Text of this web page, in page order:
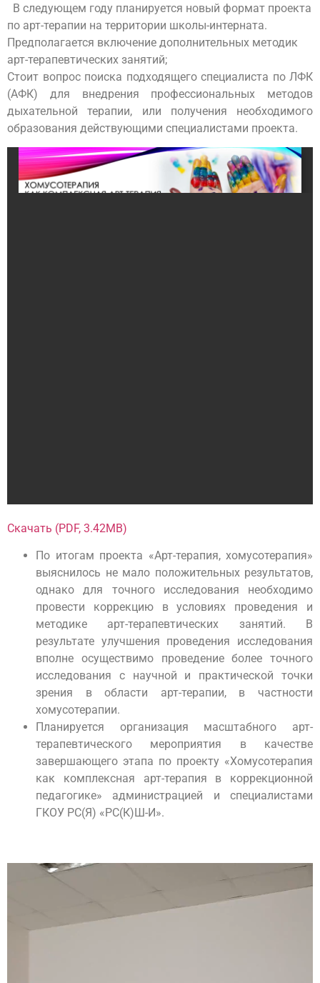
В следующем году планируется новый формат проекта
по арт-терапии на территории школы-интерната.
Предполагается включение дополнительных методик
арт-терапевтических занятий;
Стоит вопрос поиска подходящего специалиста по ЛФК
(АФК) для внедрения профессиональных методов
дыхательной терапии, или получения необходимого
образования действующими специалистами проекта.
Скачать (PDF, 3.42MB)
По итогам проекта «Арт-терапия, хомусотерапия»
выяснилось не мало положительных результатов,
однако для точного исследования необходимо
провести коррекцию в условиях проведения и
методике арт-терапевтических занятий. В
результате улучшения проведения исследования
вполне осуществимо проведение более точного
исследования с научной и практической точки
зрения в области арт-терапии, в частности
хомусотерапии.
Планируется организация масштабного арт-
терапевтического мероприятия в качестве
завершающего этапа по проекту «Хомусотерапия
как комплексная арт-терапия в коррекционной
педагогике» администрацией и специалистами
ГКОУ РС(Я) «РС(К)Ш-И».